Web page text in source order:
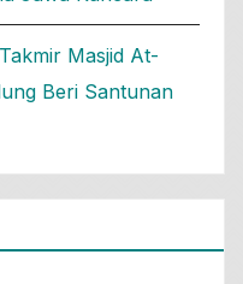
Takmir Masjid At-
Beri Santunan